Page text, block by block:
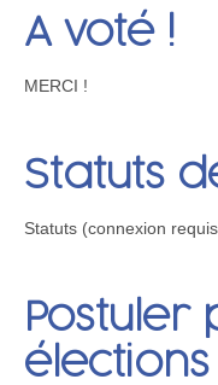
A voté !
MERCI !
Statuts
Statuts (connexion
Postuler